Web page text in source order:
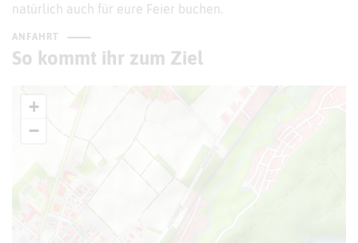
natürlich auch für eure Feier buchen.
ANFAHRT
So kommt ihr zum Ziel
+
−